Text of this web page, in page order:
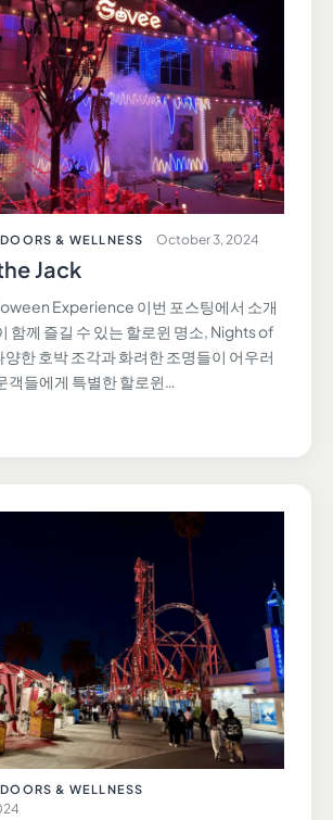
& WELLNESS October 3, 2024
Jack
Experience 이번 포스팅에서 소개
함께 즐길 수 있는 할로윈 명소, Nights of
한 호박 조각과 화려한 조명들이 어우러
객들에게 특별한 할로윈…
& WELLNESS